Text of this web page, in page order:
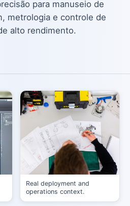
para manuseio de
metrologia e controle de
alto rendimento.
Real deployment and
operations context.